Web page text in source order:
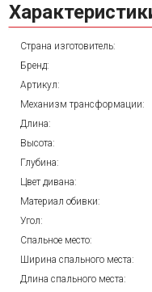
Страна изготовитель:
Бренд:
Артикул:
Механизм трансформации:
Длина:
Высота:
Глубина:
Цвет дивана:
Материал обивки:
Угол:
Спальное место:
Ширина спального места:
Длина спального места: